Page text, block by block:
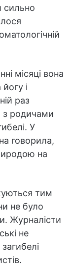
сильно
місяці вона
і
раз
з родичами
У
говорила,
на
тим
не було
Журналісти
не